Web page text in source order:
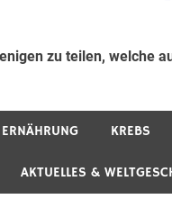
zu teilen, welche
ERNÄHRUNG KREBS
AKTUELLES &